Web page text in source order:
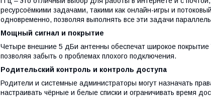
ресурсоёмкими задачами, такими как онлайн-игры и
одновременно, позволяя выполнять все эти задачи
Мощный сигнал и покрытие
Четыре внешние 5 дБи антенны обеспечат широкое
позволяя забыть о проблемах плохого подключения.
Родительский контроль и контроль доступа
Родители и системные администраторы могут назначать
настраивать чёрные и белые списки и ограничивать время